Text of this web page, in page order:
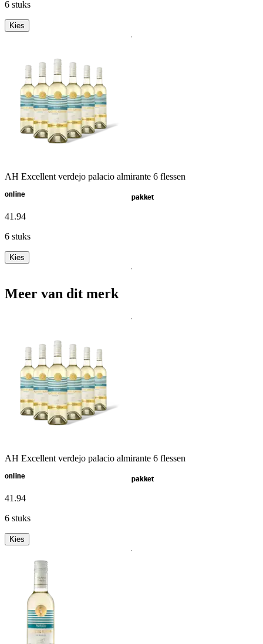
6 stuks
Kies
AH Excellent verdejo palacio almirante 6 flessen
online pakket
41 .94
6 stuks
Kies
Meer van dit merk
AH Excellent verdejo palacio almirante 6 flessen
online pakket
41 .94
6 stuks
Kies